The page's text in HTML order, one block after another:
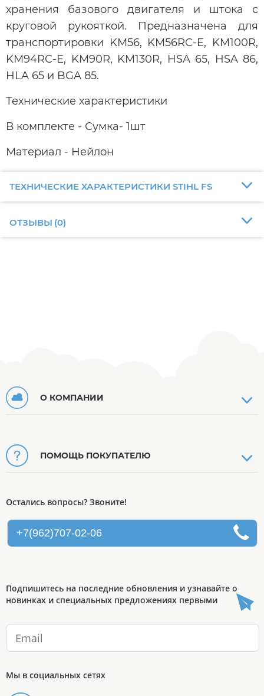
хранения базового двигателя и штока с
круговой рукояткой. Предназначена для
транспортировки KM56, KM56RC-E, KM100R,
KM94RC-E, KM90R, KM130R, HSA 65, HSA 86,
HLA 65 и BGA 85.
Технические характеристики
В комплекте - Сумка- 1шт
Материал - Нейлон
ТЕХНИЧЕСКИЕ ХАРАКТЕРИСТИКИ STIHL FS
ОТЗЫВЫ (0)
О КОМПАНИИ
ПОМОЩЬ ПОКУПАТЕЛЮ
Остались вопросы? Звоните!
+7(962)707-02-06
Подпишитесь на последние обновления и узнавайте о
новинках и специальных предложениях первыми
Мы в социальных сетях